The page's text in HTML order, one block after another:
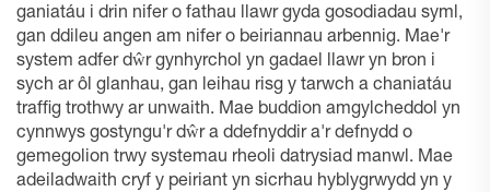
ganiatáu i drin nifer o fathau llawr gyda gosodiadau syml,
gan ddileu angen am nifer o beiriannau arbennig. Mae'r
system adfer dŵr gynhyrchol yn gadael llawr yn bron i
sych ar ôl glanhau, gan leihau risg y tarwch a chaniatáu
traffig trothwy ar unwaith. Mae buddion amgylcheddol yn
cynnwys gostyngu'r dŵr a ddefnyddir a'r defnydd o
gemegolion trwy systemau rheoli datrysiad manwl. Mae
adeiladwaith cryf y peiriant yn sicrhau hyblygrwydd yn y